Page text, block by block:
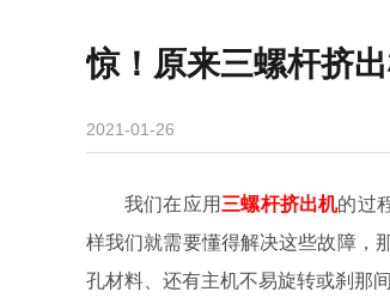
惊！原来三螺杆挤
2021-01-26
我们在应用三螺杆挤出机的过
样我们就需要懂得解决这些故障，
孔材料、还有主机不易旋转或刹那